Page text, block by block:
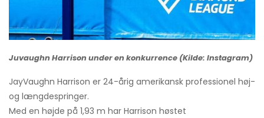
Juvaughn Harrison under en konkurrence (Kilde: Instagram)
JayVaughn Harrison er 24-årig amerikansk professionel høj-
og længdespringer.
Med en højde på 1,93 m har Harrison høstet